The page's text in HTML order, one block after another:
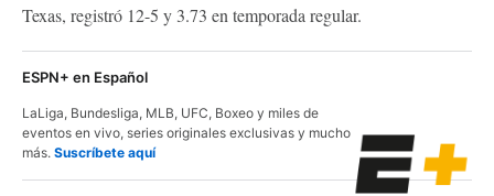
Texas, registró 12-5 y 3.73 en temporada regular.
ESPN+ en Español
LaLiga, Bundesliga, MLB, UFC, Boxeo y miles de
eventos en vivo, series originales exclusivas y mucho
más. Suscríbete aquí